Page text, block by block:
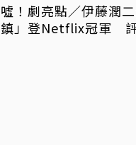
噓！劇亮點／伊藤潤
鎮」登Netflix冠軍